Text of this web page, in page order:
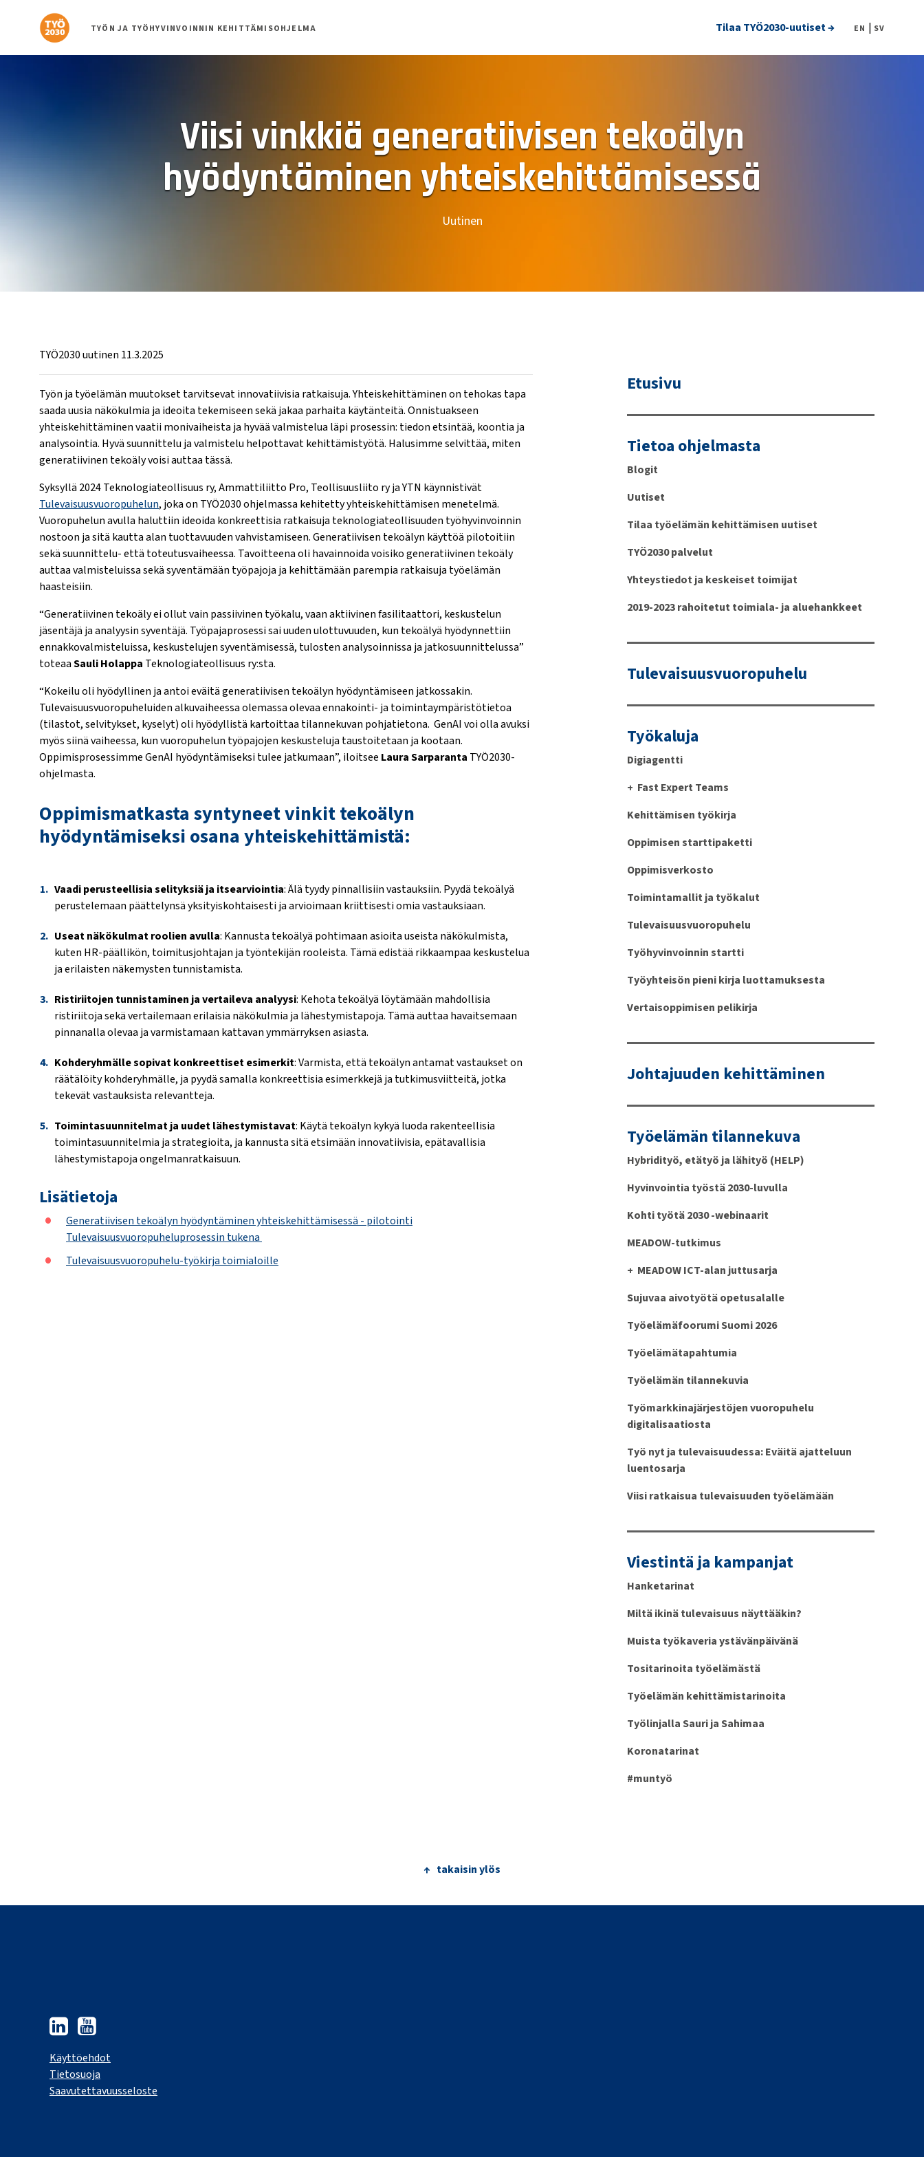
sisältöön
TYÖN JA TYÖHYVINVOINNIN KEHITTÄMISOHJELMA Tilaa TYÖ2030-uutiset → EN | SV
Viisi vinkkiä generatiivisen tekoälyn
hyödyntäminen yhteiskehittämisessä
Uutinen
TYÖ2030 uutinen 11.3.2025
Työn ja työelämän muutokset tarvitsevat innovatiivisia ratkaisuja. Yhteiskehittäminen on tehokas tapa
saada uusia näkökulmia ja ideoita tekemiseen sekä jakaa parhaita käytänteitä. Onnistuakseen
yhteiskehittäminen vaatii monivaiheista ja hyvää valmistelua läpi prosessin: tiedon etsintää, koontia ja
analysointia. Hyvä suunnittelu ja valmistelu helpottavat kehittämistyötä. Halusimme selvittää, miten
generatiivinen tekoäly voisi auttaa tässä.
Syksyllä 2024 Teknologiateollisuus ry, Ammattiliitto Pro, Teollisuusliito ry ja YTN käynnistivät
Tulevaisuusvuoropuhelun, joka on TYÖ2030 ohjelmassa kehitetty yhteiskehittämisen menetelmä.
Vuoropuhelun avulla haluttiin ideoida konkreettisia ratkaisuja teknologiateollisuuden työhyvinvoinnin
nostoon ja sitä kautta alan tuottavuuden vahvistamiseen. Generatiivisen tekoälyn käyttöä pilotoitiin
sekä suunnittelu- että toteutusvaiheessa. Tavoitteena oli havainnoida voisiko generatiivinen tekoäly
auttaa valmisteluissa sekä syventämään työpajoja ja kehittämään parempia ratkaisuja työelämän
haasteisiin.
“Generatiivinen tekoäly ei ollut vain passiivinen työkalu, vaan aktiivinen fasilitaattori, keskustelun
jäsentäjä ja analyysin syventäjä. Työpajaprosessi sai uuden ulottuvuuden, kun tekoälyä hyödynnettiin
ennakkovalmisteluissa, keskustelujen syventämisessä, tulosten analysoinnissa ja jatkosuunnittelussa”
toteaaSauli Holappa Teknologiateollisuus ry:sta.
“Kokeilu oli hyödyllinen ja antoi eväitä generatiivisen tekoälyn hyödyntämiseen jatkossakin.
Tulevaisuusvuoropuheluiden alkuvaiheessa olemassa olevaa ennakointi- ja toimintaympäristötietoa
(tilastot, selvitykset, kyselyt) oli hyödyllistä kartoittaa tilannekuvan pohjatietona. GenAI voi olla avuksi
myös siinä vaiheessa, kun vuoropuhelun työpajojen keskusteluja taustoitetaan ja kootaan.
Oppimisprosessimme GenAI hyödyntämiseksi tulee jatkumaan”, iloitsee Laura Sarparanta TYÖ2030-
ohjelmasta.
Oppimismatkasta syntyneet vinkit tekoälyn
hyödyntämiseksi osana yhteiskehittämistä:
Vaadi perusteellisia selityksiä ja itsearviointia: Älä tyydy pinnallisiin vastauksiin. Pyydä tekoälyä
perustelemaan päättelynsä yksityiskohtaisesti ja arvioimaan kriittisesti omia vastauksiaan.
Useat näkökulmat roolien avulla: Kannusta tekoälyä pohtimaan asioita useista näkökulmista,
kuten HR-päällikön, toimitusjohtajan ja työntekijän rooleista. Tämä edistää rikkaampaa keskustelua
ja erilaisten näkemysten tunnistamista.
Ristiriitojen tunnistaminen ja vertaileva analyysi: Kehota tekoälyä löytämään mahdollisia
ristiriitoja sekä vertailemaan erilaisia näkökulmia ja lähestymistapoja. Tämä auttaa havaitsemaan
pinnanalla olevaa ja varmistamaan kattavan ymmärryksen asiasta.
Kohderyhmälle sopivat konkreettiset esimerkit: Varmista, että tekoälyn antamat vastaukset on
räätälöity kohderyhmälle, ja pyydä samalla konkreettisia esimerkkejä ja tutkimusviitteitä, jotka
tekevät vastauksista relevantteja.
Toimintasuunnitelmat ja uudet lähestymistavat: Käytä tekoälyn kykyä luoda rakenteellisia
toimintasuunnitelmia ja strategioita, ja kannusta sitä etsimään innovatiivisia, epätavallisia
lähestymistapoja ongelmanratkaisuun.
Lisätietoja
Generatiivisen tekoälyn hyödyntäminen yhteiskehittämisessä - pilotointi
Tulevaisuusvuoropuheluprosessin tukena
Tulevaisuusvuoropuhelu-työkirja toimialoille
Etusivu
Tietoa ohjelmasta
Blogit
Uutiset
Tilaa työelämän kehittämisen uutiset
TYÖ2030 palvelut
Yhteystiedot ja keskeiset toimijat
2019-2023 rahoitetut toimiala- ja aluehankkeet
Tulevaisuusvuoropuhelu
Työkaluja
Digiagentti
Fast Expert Teams
Kehittämisen työkirja
Oppimisen starttipaketti
Oppimisverkosto
Toimintamallit ja työkalut
Tulevaisuusvuoropuhelu
Työhyvinvoinnin startti
Työyhteisön pieni kirja luottamuksesta
Vertaisoppimisen pelikirja
Johtajuuden kehittäminen
Työelämän tilannekuva
Hybridityö, etätyö ja lähityö (HELP)
Hyvinvointia työstä 2030-luvulla
Kohti työtä 2030 -webinaarit
MEADOW-tutkimus
MEADOW ICT-alan juttusarja
Sujuvaa aivotyötä opetusalalle
Työelämäfoorumi Suomi 2026
Työelämätapahtumia
Työelämän tilannekuvia
Työmarkkinajärjestöjen vuoropuhelu
digitalisaatiosta
Työ nyt ja tulevaisuudessa: Eväitä ajatteluun
luentosarja
Viisi ratkaisua tulevaisuuden työelämään
Viestintä ja kampanjat
Hanketarinat
Miltä ikinä tulevaisuus näyttääkin?
Muista työkaveria ystävänpäivänä
Tositarinoita työelämästä
Työelämän kehittämistarinoita
Työlinjalla Sauri ja Sahimaa
Koronatarinat
#muntyö
↑ takaisin ylös
Käyttöehdot
Tietosuoja
Saavutettavuus­seloste